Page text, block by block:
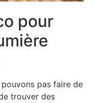
pour
pouvons pas faire de
trouver des